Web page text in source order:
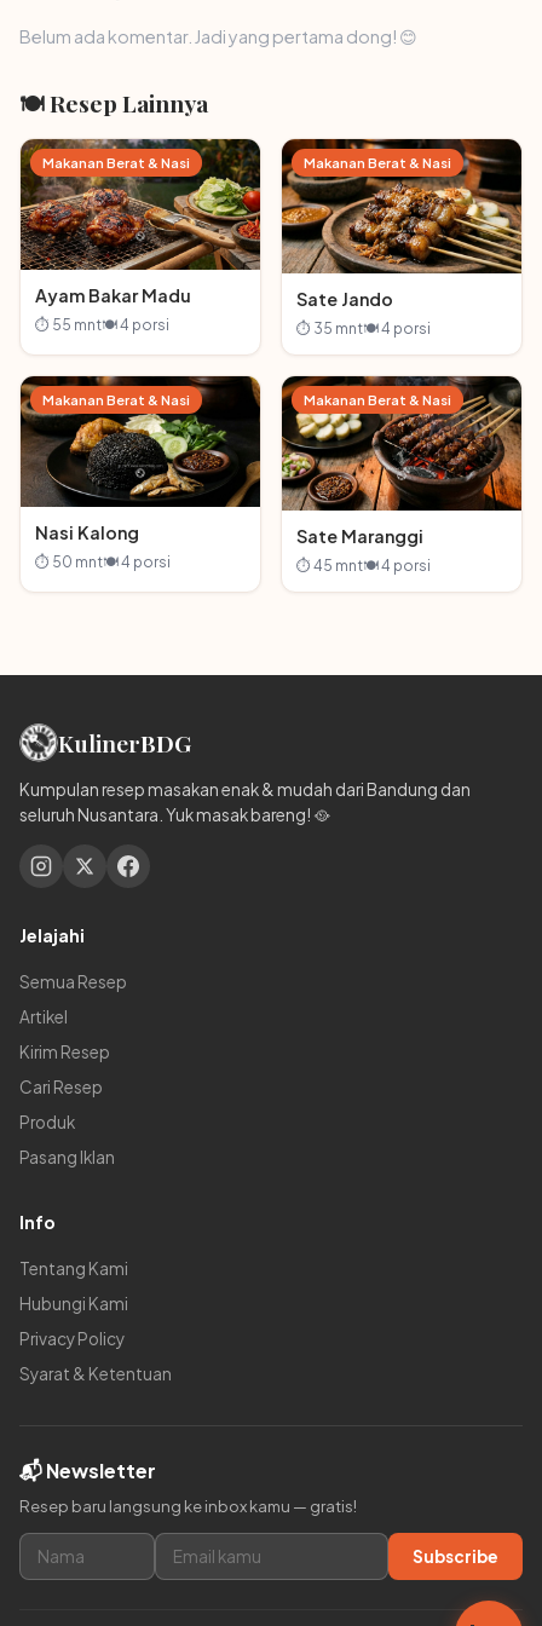
Belum ada komentar. Jadi yang pertama dong! 😊
🍽 Resep Lainnya
Makanan Berat & Nasi
Ayam Bakar Madu
⏱ 55 mnt🍽 4 porsi
Makanan Berat & Nasi
Sate Jando
⏱ 35 mnt🍽 4 porsi
Makanan Berat & Nasi
Nasi Kalong
⏱ 50 mnt🍽 4 porsi
Makanan Berat & Nasi
Sate Maranggi
⏱ 45 mnt🍽 4 porsi
KulinerBDG
Kumpulan resep masakan enak & mudah dari Bandung dan
seluruh Nusantara. Yuk masak bareng! 🥘
Jelajahi
Semua Resep
Artikel
Kirim Resep
Cari Resep
Produk
Pasang Iklan
Info
Tentang Kami
Hubungi Kami
Privacy Policy
Syarat & Ketentuan
📬 Newsletter
Resep baru langsung ke inbox kamu — gratis!
Subscribe